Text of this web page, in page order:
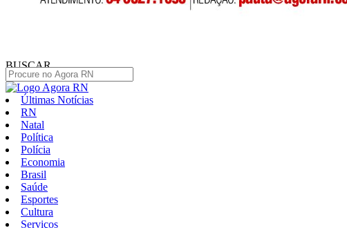
BUSCAR
Últimas Notícias
RN
Natal
Política
Polícia
Economia
Brasil
Saúde
Esportes
Cultura
Serviços